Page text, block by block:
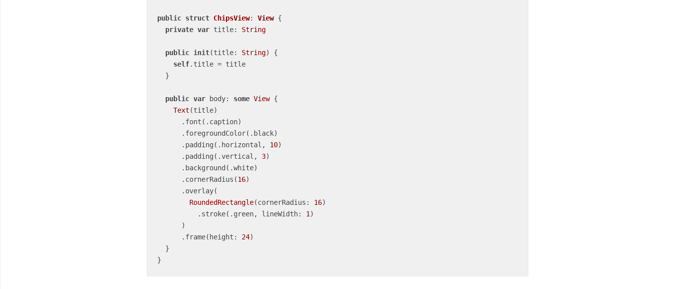
public struct ChipsView: View {
private var title: String
public init(title: String)
{
self.title = title
public var body: some View {
Text (title)
      .padding(.horizontal,
10)
      .padding(.vertical,
3)
      .cornerRadius(
16)
RoundedRectangle(cornerRadius: 16)
          .stroke(.green, lineWidth:
1 )
      .frame(height:
24)
}